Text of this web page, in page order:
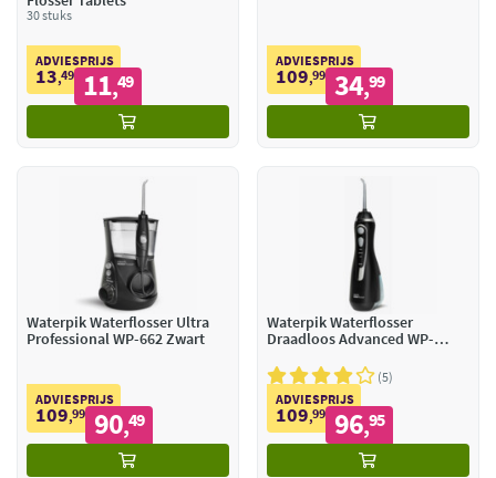
30 stuks
ADVIESPRIJS
13,49 11,49
ADVIESPRIJS
109,99 34,99
Waterpik Waterflosser Ultra
Professional WP-662 Zwart
ADVIESPRIJS
109,99 90,49
Waterpik Waterflosser
Draadloos Advanced WP-
5
ADVIESPRIJS
109,99 96,95